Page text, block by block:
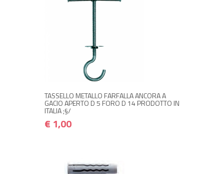
TASSELLO METALLO FARFALLA ANCORA A
GACIO APERTO D 5 FORO D 14 PRODOTTO IN
ITALIA ;§/
€ 1,00
NON DISPONIBILE A MAGAZZINO
Avvisami quando disponibile